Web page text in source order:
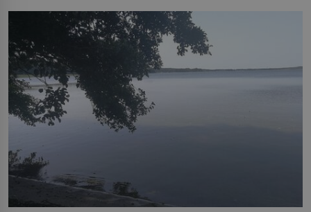
Boskovice na okraji Drahanské vrchoviny vznikla někdy
ve13. století, a už v roce 1313 kronikáři zaznamenali